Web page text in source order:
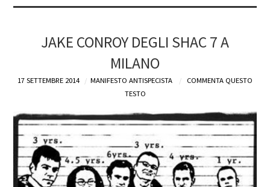
JAKE CONROY DEGLI SHAC 7 A
MILANO
17 SETTEMBRE 2014 MANIFESTO ANTISPECISTA
COMMENTA QUESTO
TESTO